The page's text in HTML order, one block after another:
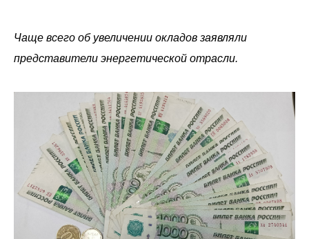
Чаще всего об увеличении окладов заявляли
представители энергетической отрасли.